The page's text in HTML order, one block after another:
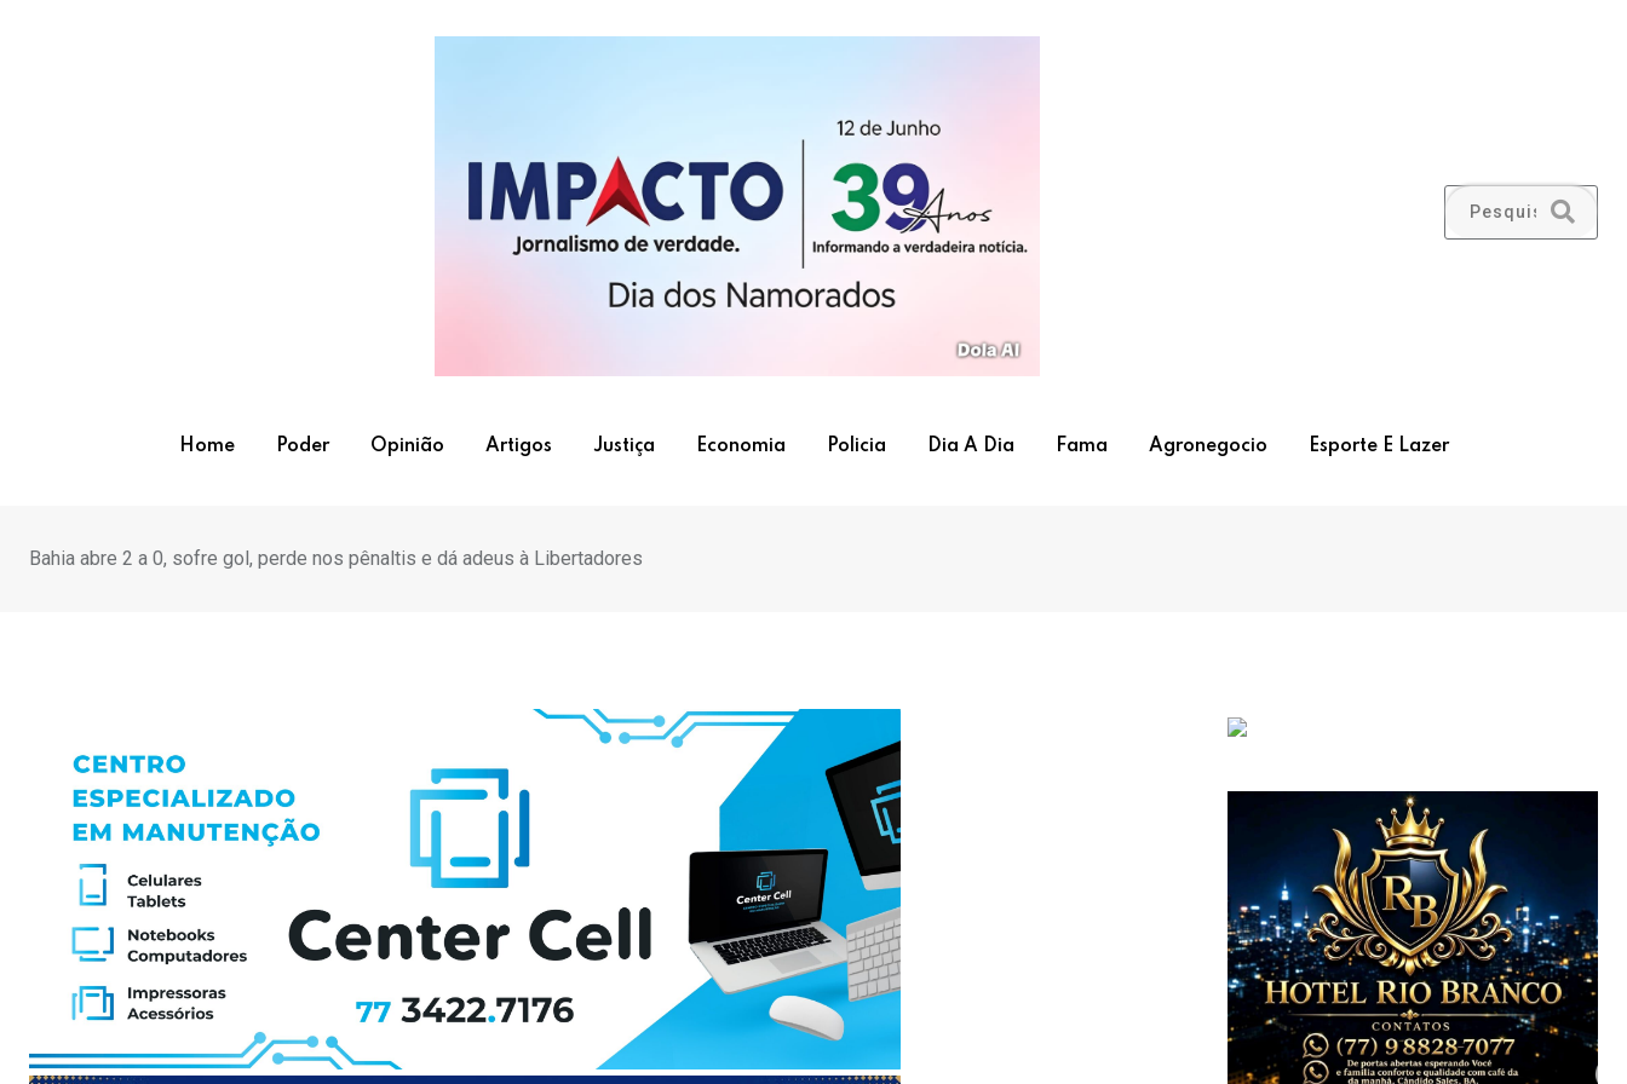
Home Poder Opinião Artigos Justiça Economia Policia Dia A Dia Fama Agronegocio Esporte E Lazer
Bahia abre 2 a 0, sofre gol, perde nos pênaltis e dá adeus à Libertadores